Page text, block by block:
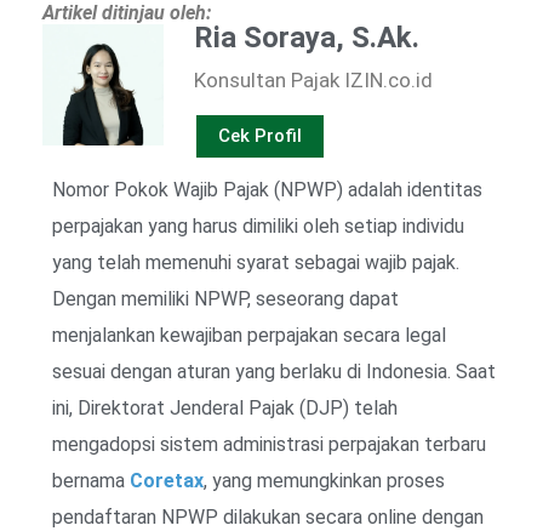
Artikel ditinjau oleh:
Ria Soraya, S.Ak.
Konsultan Pajak IZIN.co.id
Cek Profil
Nomor Pokok Wajib Pajak (NPWP) adalah identitas
perpajakan yang harus dimiliki oleh setiap individu
yang telah memenuhi syarat sebagai wajib pajak.
Dengan memiliki NPWP, seseorang dapat
menjalankan kewajiban perpajakan secara legal
sesuai dengan aturan yang berlaku di Indonesia. Saat
ini, Direktorat Jenderal Pajak (DJP) telah
mengadopsi sistem administrasi perpajakan terbaru
bernama Coretax, yang memungkinkan proses
pendaftaran NPWP dilakukan secara online dengan